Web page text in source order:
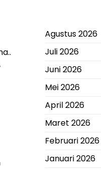
Agustus 2026
Juli 2026
Juni 2026
Mei 2026
April 2026
Maret 2026
Februari 2026
Januari 2026